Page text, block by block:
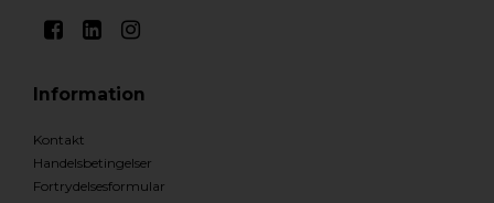
Information
Kontakt
Handelsbetingelser
Fortrydelsesformular